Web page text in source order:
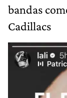
bandas
Cadillacs